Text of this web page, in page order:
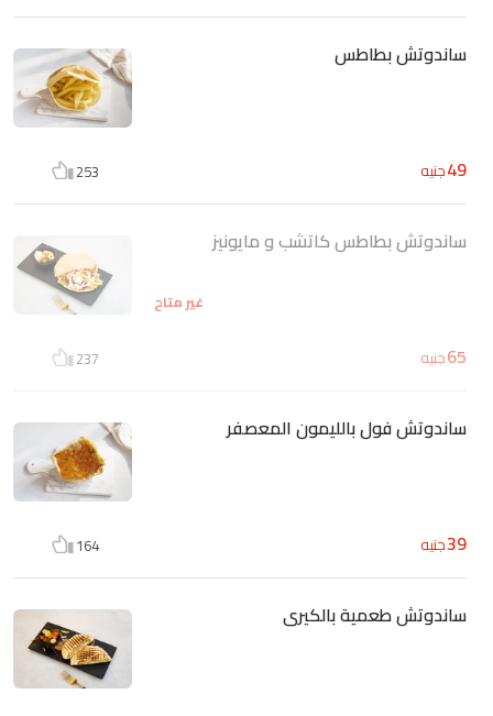
ساندوتش بطاطس
49جنيه 253
ساندوتش بطاطس كاتشب و مايونيز
غير متاح
65جنيه 237
ساندوتش فول بالليمون المعصفر
39جنيه 164
ساندوتش طعمية بالكيرى